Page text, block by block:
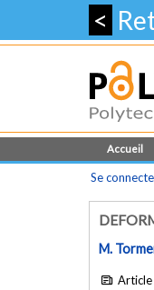
<
Accueil
Se
M.
Article